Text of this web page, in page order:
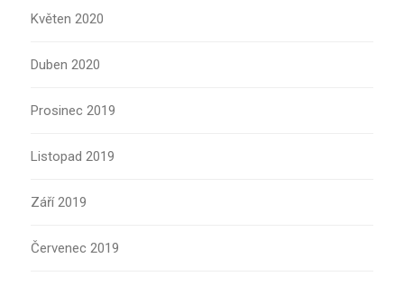
Květen 2020
Duben 2020
Prosinec 2019
Listopad 2019
Září 2019
Červenec 2019